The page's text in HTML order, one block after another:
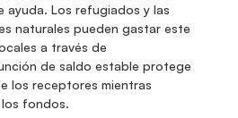
ayuda. Los refugiados y las
naturales pueden gastar este
a través de
de saldo estable protege
los receptores mientras
fondos.